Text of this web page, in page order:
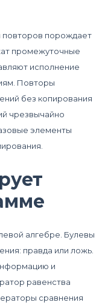
повторов порождает
промежуточные
исполнение
Повторы
без копирования
чрезвычайно
элементы
алгебре. Булевы
правда или ложь.
и
равенства
сравнения